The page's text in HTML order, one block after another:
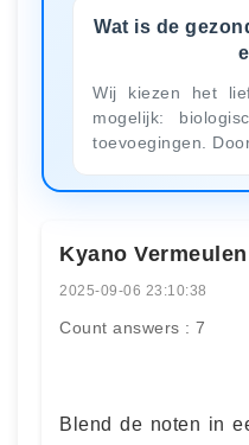
Wat is de
Wij kiezen het
mogelijk:
toevoegingen.
Kyano Vermeulen
2025-09-06 23:10:38
Count answers : 7
Blend de noten in